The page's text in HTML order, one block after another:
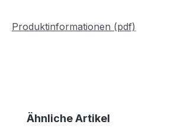
Produktinformationen (pdf)
Produktgalerie überspringen
Ähnliche Artikel